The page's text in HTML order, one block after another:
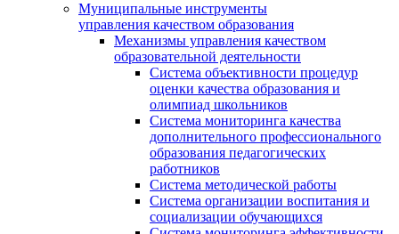
Муниципальные инструменты
управления качеством образования
Механизмы управления качеством
образовательной деятельности
Система объективности процедур
оценки качества образования и
олимпиад школьников
Система мониторинга качества
дополнительного профессионального
образования педагогических
работников
Система методической работы
Система организации воспитания и
социализации обучающихся